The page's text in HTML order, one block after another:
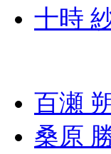
十時
百瀬
桑原